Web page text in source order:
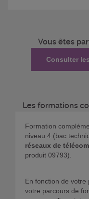
Vous êtes
Consulter
Les formations
Formation
niveau 4 (bac
réseaux de
produit 09793).
En fonction de votre
votre parcours de